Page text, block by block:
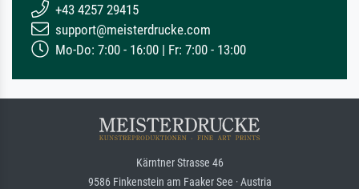
+43 4257 29415
support@meisterdrucke.com
Mo-Do: 7:00 - 16:00 | Fr: 7:00 - 13:00
Kärntner Strasse 46
9586 Finkenstein am Faaker See · Austria